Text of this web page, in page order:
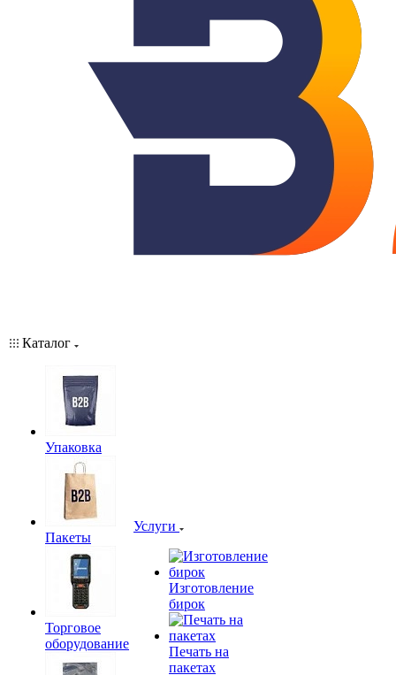
Каталог
Упаковка
Пакеты
Торговое
оборудование
Услуги
Изготовление
бирок
Печать на
пакетах